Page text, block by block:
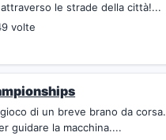
le strade della città!...
volte
di un breve brano da
guidare la macchina....